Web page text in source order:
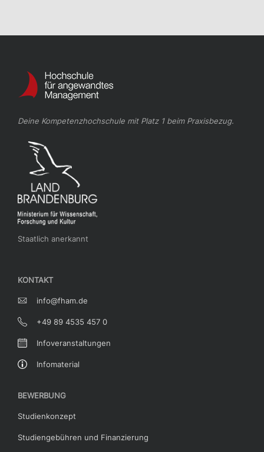
Deine Kompetenzhochschule mit Platz 1 beim Praxisbezug.
Staatlich anerkannt
KONTAKT
info@fham.de
+49 89 4535 457 0
Infoveranstaltungen
Infomaterial
BEWERBUNG
Studienkonzept
Studiengebühren und Finanzierung